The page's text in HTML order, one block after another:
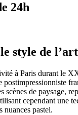
24h
style de
à Paris durant le
postimpressionniste
scènes de paysage,
cependant une
nuances pastel.